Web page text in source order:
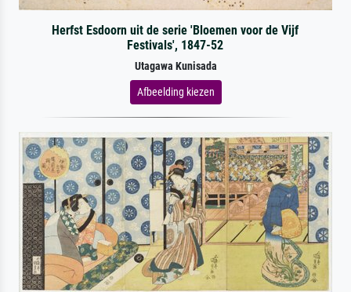
Herfst Esdoorn uit de serie 'Bloemen voor de Vijf
Festivals', 1847-52
Utagawa Kunisada
Afbeelding kiezen